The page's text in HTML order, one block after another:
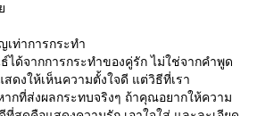
ท่าการกระทำ
ได้จากการกระทำของคู่รัก ไม่ใช่จากคำพูด
ดงให้เห็นความตั้งใจดี แต่วิธีที่เรา
กที่ส่งผลกระทบจริงๆ ถ้าคุณอยากให้ความ